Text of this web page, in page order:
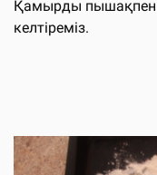
Қамырды пышақпен
келтіреміз.